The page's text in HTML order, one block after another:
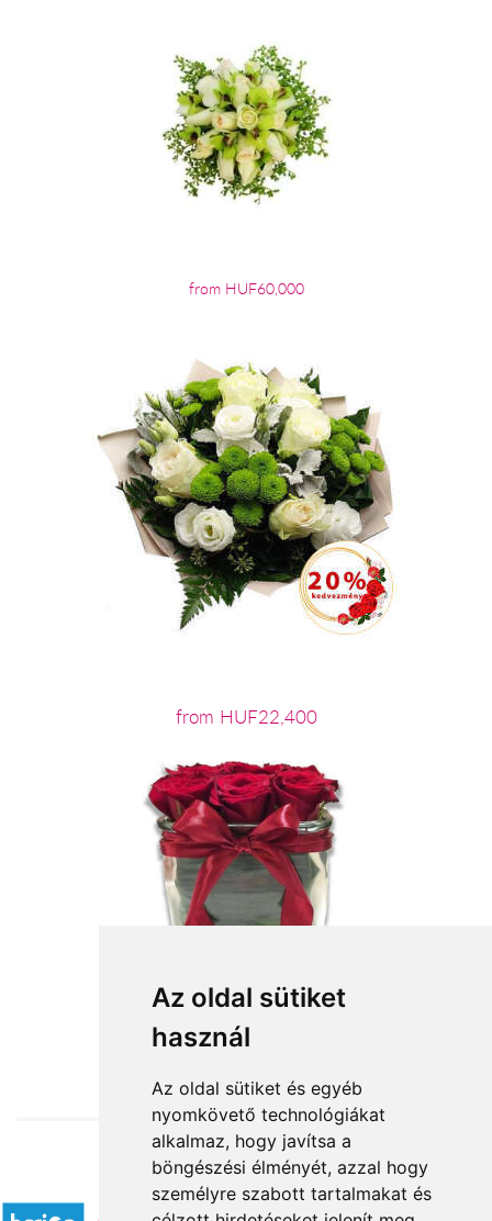
Az oldal sütiket
használ
Az oldal sütiket és egyéb
nyomkövető technológiákat
alkalmaz, hogy javítsa a
böngészési élményét, azzal hogy
személyre szabott tartalmakat és
from HUF60,000
from HUF22,400
from HUF35,296
Accepted payment methods